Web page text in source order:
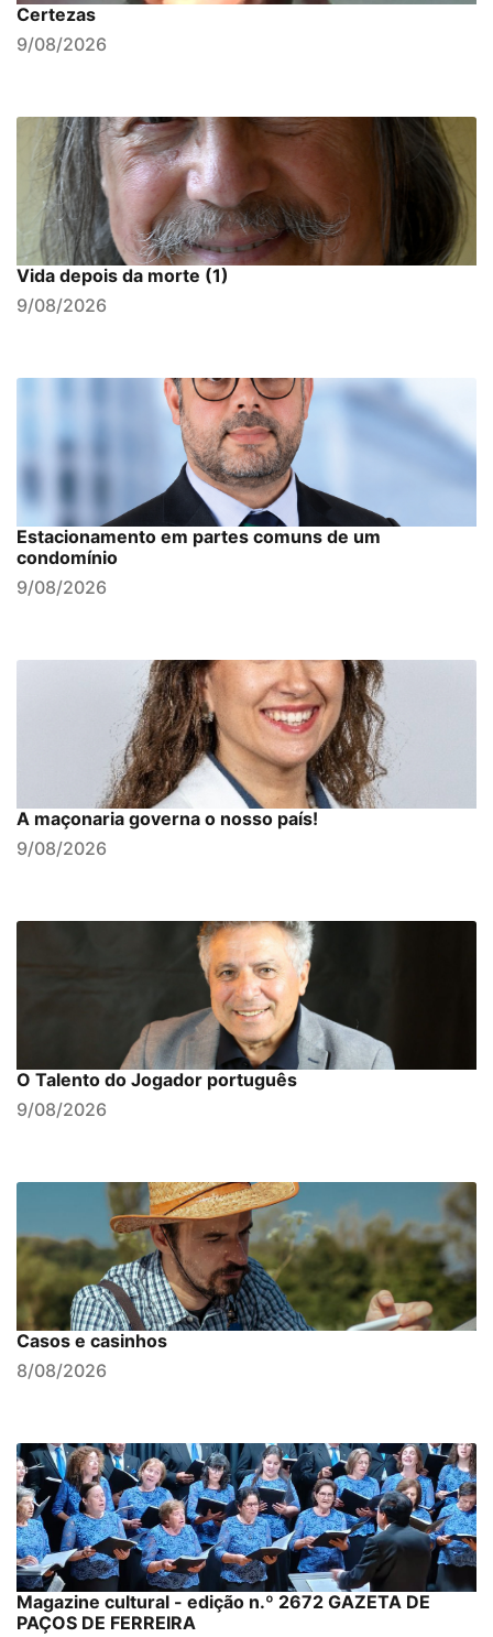
Certezas
9/08/2026
Vida depois da morte (1)
9/08/2026
Estacionamento em partes comuns de um
condomínio
9/08/2026
A maçonaria governa o nosso país!
9/08/2026
O Talento do Jogador português
9/08/2026
Casos e casinhos
8/08/2026
Magazine cultural - edição n.º 2672 GAZETA DE
PAÇOS DE FERREIRA